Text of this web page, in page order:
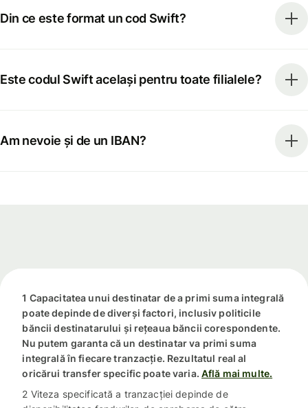
Din ce este format un cod Swift?
Este codul Swift același pentru toate filialele?
Am nevoie și de un IBAN?
1 Capacitatea unui destinatar de a primi suma integrală
poate depinde de diverși factori, inclusiv politicile
băncii destinatarului și rețeaua băncii corespondente.
Nu putem garanta că un destinatar va primi suma
integrală în fiecare tranzacție. Rezultatul real al
oricărui transfer specific poate varia. Află mai multe.
2 Viteza specificată a tranzacției depinde de